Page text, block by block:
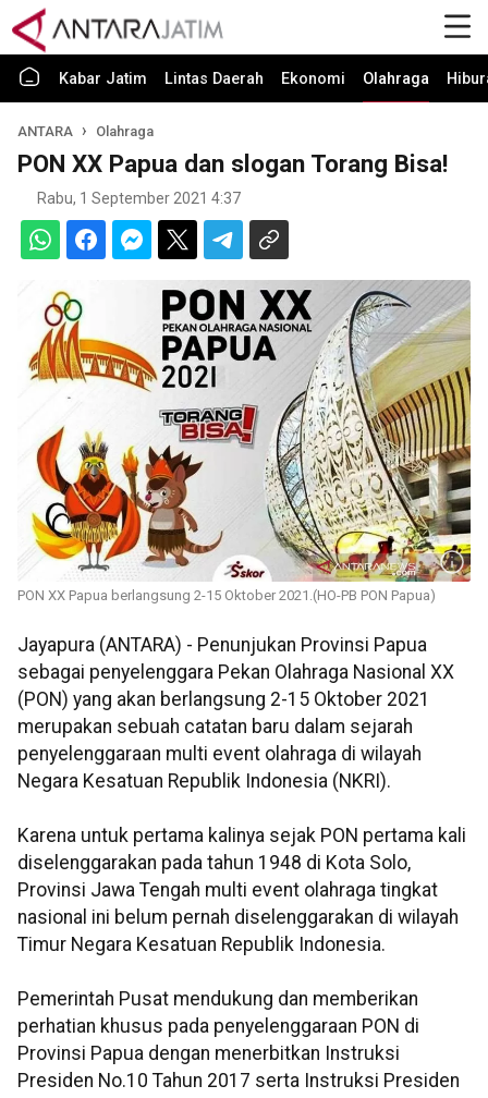
Kabar Jatim Lintas Daerah Ekonomi Olahraga
ANTARA Olahraga
PON XX Papua dan slogan Torang Bisa!
Rabu, 1 September 2021 4:37
PON XX Papua berlangsung 2-15 Oktober 2021.(HO-PB PON Papua)
Jayapura (ANTARA) - Penunjukan Provinsi Papua
sebagai penyelenggara Pekan Olahraga Nasional XX
(PON) yang akan berlangsung 2-15 Oktober 2021
merupakan sebuah catatan baru dalam sejarah
penyelenggaraan multi event olahraga di wilayah
Negara Kesatuan Republik Indonesia (NKRI).
Karena untuk pertama kalinya sejak PON pertama kali
diselenggarakan pada tahun 1948 di Kota Solo,
Provinsi Jawa Tengah multi event olahraga tingkat
nasional ini belum pernah diselenggarakan di wilayah
Timur Negara Kesatuan Republik Indonesia.
Pemerintah Pusat mendukung dan memberikan
perhatian khusus pada penyelenggaraan PON di
Provinsi Papua dengan menerbitkan Instruksi
Presiden No.10 Tahun 2017 serta Instruksi Presiden